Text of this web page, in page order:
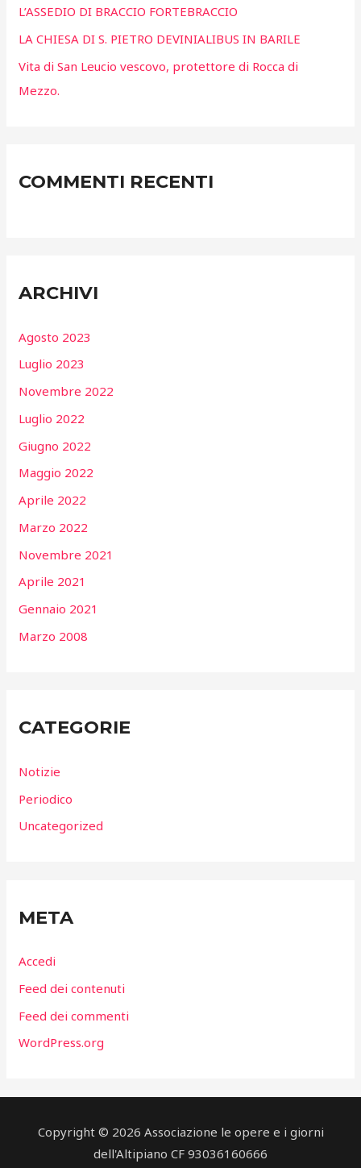
r
:
L’ASSEDIO DI BRACCIO FORTEBRACCIO
LA CHIESA DI S. PIETRO DEVINIALIBUS IN BARILE
Vita di San Leucio vescovo, protettore di Rocca di
Mezzo.
COMMENTI RECENTI
ARCHIVI
Agosto 2023
Luglio 2023
Novembre 2022
Luglio 2022
Giugno 2022
Maggio 2022
Aprile 2022
Marzo 2022
Novembre 2021
Aprile 2021
Gennaio 2021
Marzo 2008
CATEGORIE
Notizie
Periodico
Uncategorized
META
Accedi
Feed dei contenuti
Feed dei commenti
WordPress.org
Copyright © 2026 Associazione le opere e i giorni
dell'Altipiano CF 93036160666